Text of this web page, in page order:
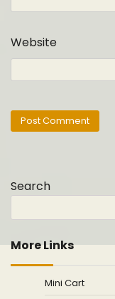
Website
Search
More Links
Mini Cart